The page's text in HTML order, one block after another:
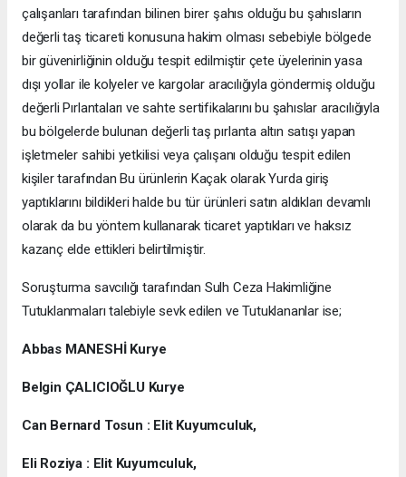
çalışanları tarafından bilinen birer şahıs olduğu bu şahısların
değerli taş ticareti konusuna hakim olması sebebiyle bölgede
bir güvenirliğinin olduğu tespit edilmiştir çete üyelerinin yasa
dışı yollar ile kolyeler ve kargolar aracılığıyla göndermiş olduğu
değerli Pırlantaları ve sahte sertifikalarını bu şahıslar aracılığıyla
bu bölgelerde bulunan değerli taş pırlanta altın satışı yapan
işletmeler sahibi yetkilisi veya çalışanı olduğu tespit edilen
kişiler tarafından Bu ürünlerin Kaçak olarak Yurda giriş
yaptıklarını bildikleri halde bu tür ürünleri satın aldıkları devamlı
olarak da bu yöntem kullanarak ticaret yaptıkları ve haksız
kazanç elde ettikleri belirtilmiştir.
Soruşturma savcılığı tarafından Sulh Ceza Hakimliğine
Tutuklanmaları talebiyle sevk edilen ve Tutuklananlar ise;
Abbas MANESHİ Kurye
Belgin ÇALICIOĞLU Kurye
Can Bernard Tosun : Elit Kuyumculuk,
Eli Roziya : Elit Kuyumculuk,